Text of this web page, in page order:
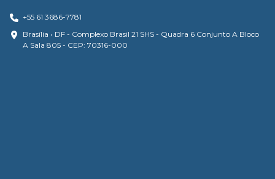
+55 61 3686-7781
Brasília • DF - Complexo Brasil 21 SHS - Quadra 6 Conjunto A Bloco
A Sala 805 - CEP: 70316-000